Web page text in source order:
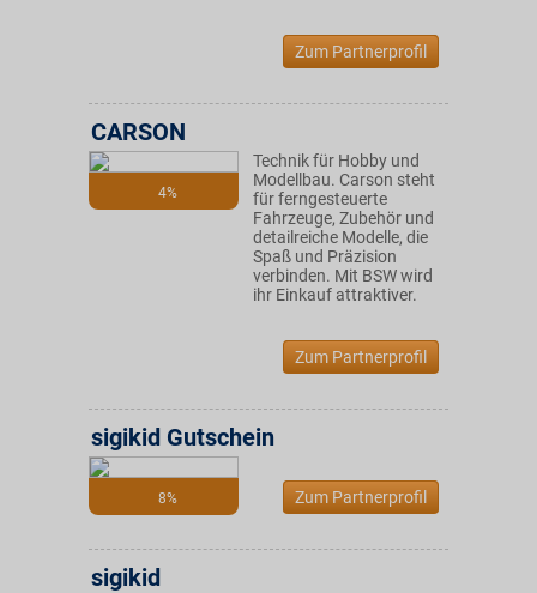
Zum Partnerprofil
4%
CARSON
Technik für Hobby und
Modellbau. Carson steht
für ferngesteuerte
Fahrzeuge, Zubehör und
detailreiche Modelle, die
Spaß und Präzision
verbinden. Mit BSW wird
ihr Einkauf attraktiver.
Zum Partnerprofil
8%
sigikid Gutschein
Zum Partnerprofil
sigikid